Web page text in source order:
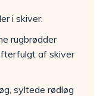
i skiver.
rugbrødder
af skiver
syltede rødløg